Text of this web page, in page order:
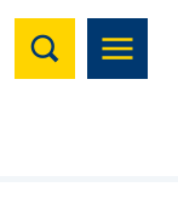
Suchen